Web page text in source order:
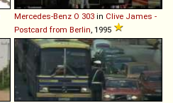
Mercedes-Benz O 303 in Clive James -
Postcard from Berlin, 1995